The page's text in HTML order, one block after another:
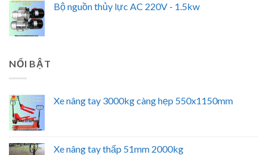
Bộ nguồn thủy lực AC 220V - 1.5kw
NỔI BẬT
Xe nâng tay 3000kg càng hẹp 550x1150mm
Xe nâng tay thấp 51mm 2000kg